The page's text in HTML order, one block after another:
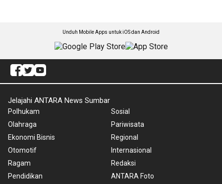
Unduh Mobile Apps untuk iOS dan Android
Jelajahi ANTARA News Sumbar
Polhukam
Olahraga
Ekonomi Bisnis
Otomotif
Ragam
Pendidikan
Sosial
Pariwisata
Regional
Internasional
Redaksi
ANTARA Foto